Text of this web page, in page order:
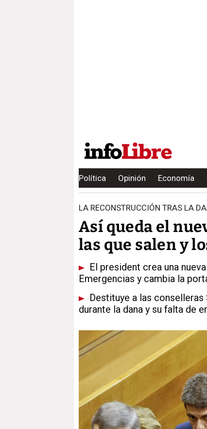
Política Opinión Economía
LA RECONSTRUCCIÓN TRAS LA
Así queda el
las que salen y
El president crea una
Emergencias y cambia la
Destituye a las
durante la dana y su falta de